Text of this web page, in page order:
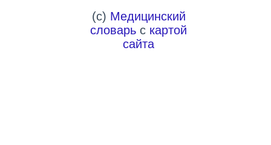
(c) Медицинский
словарь с картой
сайта